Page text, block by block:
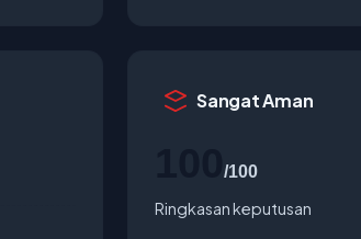
Sangat Aman
/100
Ringkasan keputusan